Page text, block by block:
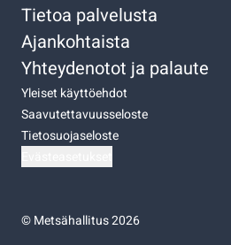
Tietoa palvelusta
Ajankohtaista
Yhteydenotot ja palaute
Yleiset käyttöehdot
Saavutettavuusseloste
Tietosuojaseloste
©Metsähallitus 2026